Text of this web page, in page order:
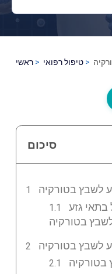
ראשי טיפול רפואי
סיכום
לשבץ בטורקיה
בתאי גזע
בטורקיה
בטורקיה